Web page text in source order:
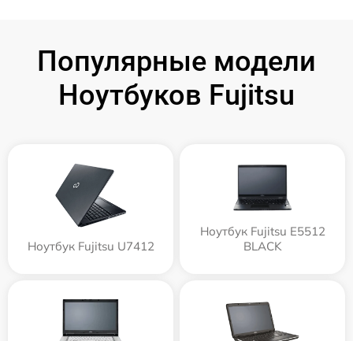
Популярные модели
Ноутбуков Fujitsu
Ноутбук Fujitsu U7412
Ноутбук Fujitsu E5512
BLACK